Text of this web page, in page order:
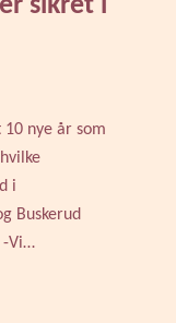
sikret i
nye år som
i
Buskerud
-Vi…